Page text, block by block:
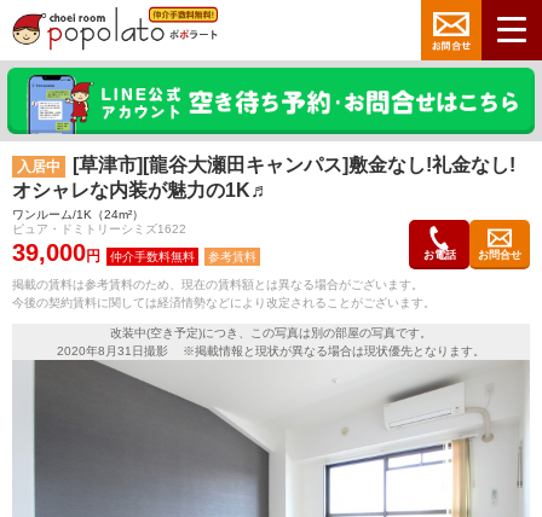
入居中
[草津市][龍谷大瀬田キャンパス]敷金なし!礼金なし!
オシャレな内装が魅力の1K♬
ワンルーム/1K（24m²）
ピュア・ドミトリーシミズ1622
39,000円 参考賃料 お電話 お問合せ
掲載の賃料は参考賃料のため、現在の賃料額とは異なる場合がございます。
今後の契約賃料に関しては経済情勢などにより改定されることがございます。
改装中(空き予定)につき、この写真は別の部屋の写真です。
2020年8月31日撮影 ※掲載情報と現状が異なる場合は現状優先となります。